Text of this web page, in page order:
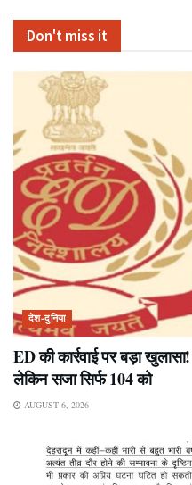
Don't miss it
देश-दुनिया
ED की कार्रवाई पर बड़ा
लेकिन सजा सिर्फ 104 को
AUGUST 6, 2026